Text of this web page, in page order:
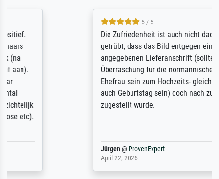
Die Zufriedenheit ist auch nicht dadurch
getrübt, dass das Bild entgegen einer
angegebenen Lieferanschrift (sollte eine
Überraschung für die normannische
Ehefrau sein zum Hochzeits- gleichzeitig
auch Geburtstag sein) doch nach zu Hause
ProvenExpert